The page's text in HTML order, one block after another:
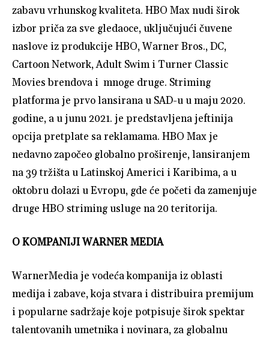
zabavu vrhunskog kvaliteta. HBO Max nudi širok
izbor priča za sve gledaoce, uključujući čuvene
naslove iz produkcije HBO, Warner Bros., DC,
Cartoon Network, Adult Swim i Turner Classic
Movies brendova i mnoge druge. Striming
platforma je prvo lansirana u SAD-u u maju 2020.
godine, a u junu 2021. je predstavljena jeftinija
opcija pretplate sa reklamama. HBO Max je
nedavno započeo globalno proširenje, lansiranjem
na 39 tržišta u Latinskoj Americi i Karibima, a u
oktobru dolazi u Evropu, gde će početi da zamenjuje
druge HBO striming usluge na 20 teritorija.
O KOMPANIJI WARNER MEDIA
WarnerMedia je vodeća kompanija iz oblasti
medija i zabave, koja stvara i distribuira premijum
i popularne sadržaje koje potpisuje širok spektar
talentovanih umetnika i novinara, za globalnu